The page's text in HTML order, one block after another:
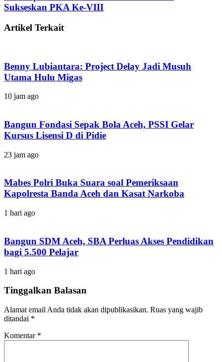
Sukseskan PKA Ke-VIII
Artikel Terkait
Benny Lubiantara: Project Delay Jadi Musuh
Utama Hulu Migas
10 jam ago
Bangun Fondasi Sepak Bola Aceh, PSSI Gelar
Kursus Lisensi D di Pidie
23 jam ago
Mabes Polri Buka Suara soal Pemeriksaan
Kapolresta Banda Aceh dan Kasat Narkoba
1 hari ago
Bangun SDM Aceh, SBA Perluas Akses Pendidikan
bagi 5.500 Pelajar
1 hari ago
Tinggalkan Balasan
Alamat email Anda tidak akan dipublikasikan. Ruas yang wajib
ditandai *
Komentar *